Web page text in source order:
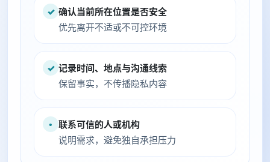
✓ 确认当前所在位置是否安全
优先离开不适或不可控环境
✓ 记录时间、地点与沟通线索
保留事实，不传播隐私内容
• 联系可信的人或机构
说明需求，避免独自承担压力